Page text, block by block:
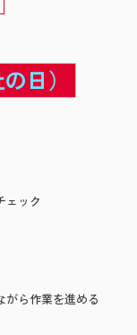
日）
ェック
がら作業を進める